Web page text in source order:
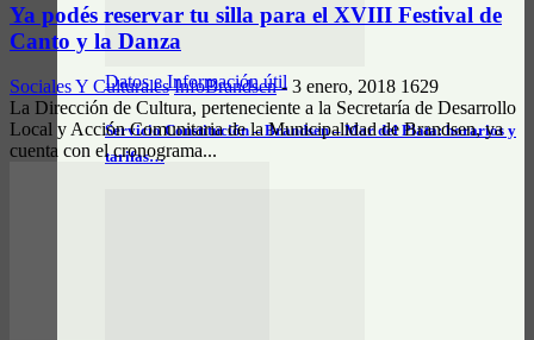
Datos e Información útil
Servicio Constitución – Brandsen – Mar del Plata: horarios y
tarifas…
Ya podés reservar tu silla para el XVIII Festival de
Canto y la Danza
Sociales Y Culturales InfoBrandsen - 3 enero, 2018 1629
La Dirección de Cultura, perteneciente a la Secretaría de Desarrollo
Local y Acción Comunitaria de la Municipalidad de Brandsen, ya
cuenta con el cronograma...